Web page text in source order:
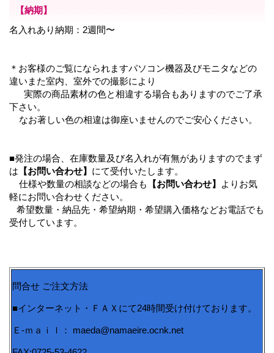
【納期】
名入れあり納期：2週間〜
＊お客様のご覧になられますパソコン機器及びモニタなどの
違いまた室内、室外での撮影により
実際の商品素材の色と相違する場合もありますのでご了承
下さい。
なお著しい色の相違は御座いませんのでご安心ください。
■発注の場合、在庫数量及び名入れが有無がありますのでまず
は 【お問い合わせ】 にて受付いたします。
仕様や数量の相談などの場合も
【お問い合わせ】
よりお気
軽にお問い合わせください。
希望数量・納品先・希望納期・希望購入価格などお電話でも
受付しています。
問合せ ご注文方法
■インターネット・ＦＡＸにて24時間受け付けております。
Ｅ-ｍａｉｌ： maeda@namaeire.ocnk.net